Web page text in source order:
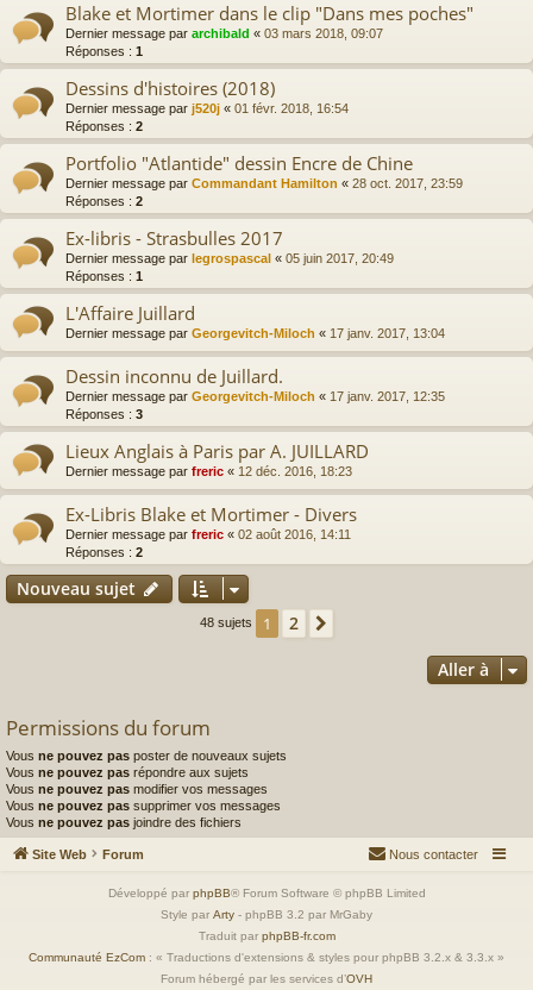
Blake et Mortimer dans le clip "Dans mes poches"
Dernier message par archibald « 03 mars 2018, 09:07
Réponses : 1
Dessins d'histoires (2018)
Dernier message par j520j « 01 févr. 2018, 16:54
Réponses : 2
Portfolio "Atlantide" dessin Encre de Chine
Dernier message par Commandant Hamilton « 28 oct. 2017, 23:59
Réponses : 2
Ex-libris - Strasbulles 2017
Dernier message par legrospascal « 05 juin 2017, 20:49
Réponses : 1
L'Affaire Juillard
Dernier message par Georgevitch-Miloch « 17 janv. 2017, 13:04
Dessin inconnu de Juillard.
Dernier message par Georgevitch-Miloch « 17 janv. 2017, 12:35
Réponses : 3
Lieux Anglais à Paris par A. JUILLARD
Dernier message par freric « 12 déc. 2016, 18:23
Ex-Libris Blake et Mortimer - Divers
Dernier message par freric « 02 août 2016, 14:11
Réponses : 2
Nouveau sujet
48 sujets 1 2
Aller à
Permissions du forum
Vous ne pouvez pas poster de nouveaux sujets
Vous ne pouvez pas répondre aux sujets
Vous ne pouvez pas modifier vos messages
Vous ne pouvez pas supprimer vos messages
Vous ne pouvez pas joindre des fichiers
Site Web Forum Nous contacter
Développé par phpBB® Forum Software © phpBB Limited
Style par Arty - phpBB 3.2 par MrGaby
Traduit par phpBB-fr.com
Communauté EzCom : « Traductions d'extensions & styles pour phpBB 3.2.x & 3.3.x »
Forum hébergé par les services d’OVH